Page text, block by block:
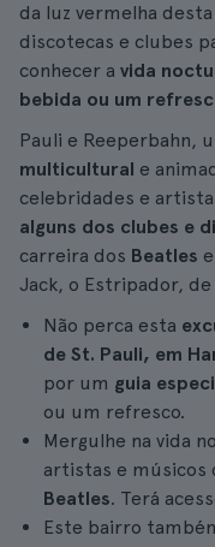
da luz vermelha
discotecas e clubes
conhecer a vida
bebida ou um
Pauli e Reeperbahn,
multicultural e
celebridades e
alguns dos clubes e
carreira dos Beatles
Jack, o Estripador,
Não perca esta
de St. Pauli, em
por um guia
ou um refresco.
Mergulhe na vida
artistas e músicos
Beatles. Terá
Este bairro